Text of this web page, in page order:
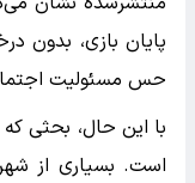
پایان بازی، بدون
حس مسئولیت
با این حال، بحثی که
است. بسیاری از